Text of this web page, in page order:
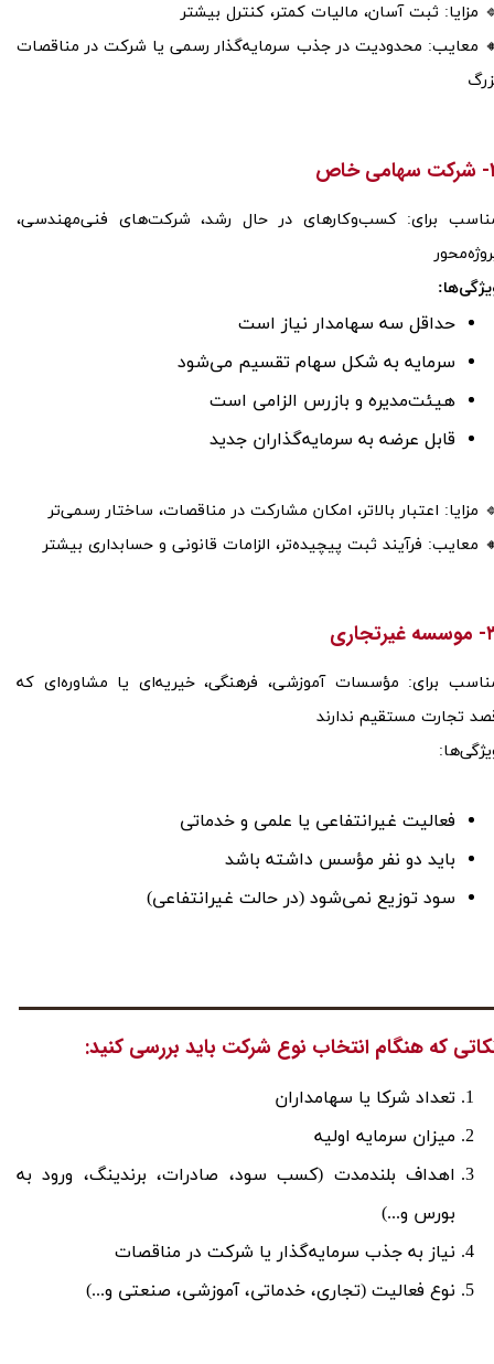
مزایا: ثبت آسان، مالیات کمتر، کنترل بیشتر
معایب: محدودیت در جذب سرمایه‌گذار رسمی یا شرکت در مناقصات
خاص​​​​​​​
برای: کسب‌وکارهای در حال رشد، شرکت‌های فنی‌مهندسی،
حداقل سه سهامدار نیاز است
سرمایه به شکل سهام تقسیم می‌شود
هیئت‌مدیره و بازرس الزامی است
قابل عرضه به سرمایه‌گذاران جدید
مزایا: اعتبار بالاتر، امکان مشارکت در مناقصات، ساختار رسمی‌تر
معایب: فرآیند ثبت پیچیده‌تر، الزامات قانونی و حسابداری بیشتر
برای: مؤسسات آموزشی، فرهنگی، خیریه‌ای یا مشاوره‌ای که
تجارت مستقیم ندارند
فعالیت غیرانتفاعی یا علمی و خدماتی
باید دو نفر مؤسس داشته باشد
سود توزیع نمی‌شود (در حالت غیرانتفاعی)
که هنگام انتخاب نوع شرکت باید بررسی کنید:​​​​​​​
تعداد شرکا یا سهامداران
میزان سرمایه اولیه
اهداف بلندمدت (کسب سود، صادرات، برندینگ، ورود به
بورس و...)
نیاز به جذب سرمایه‌گذار یا شرکت در مناقصات
نوع فعالیت (تجاری، خدماتی، آموزشی، صنعتی و...)